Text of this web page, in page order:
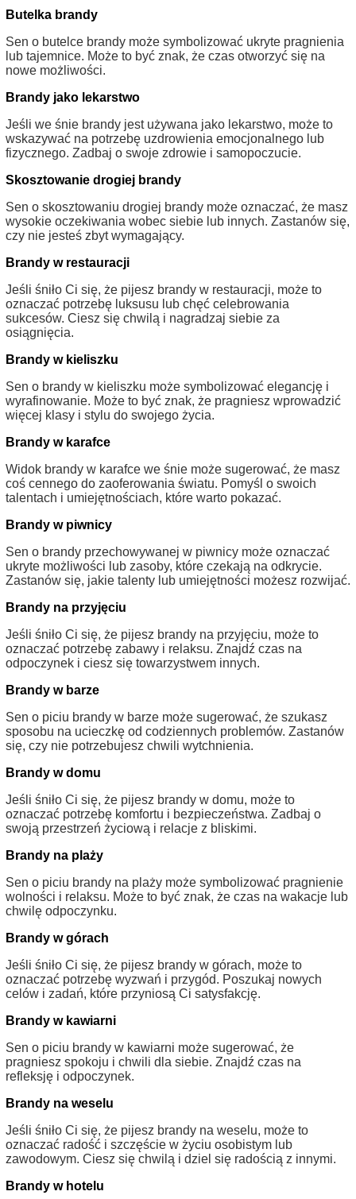
Butelka brandy
Sen o butelce brandy może symbolizować ukryte pragnienia
lub tajemnice. Może to być znak, że czas otworzyć się na
nowe możliwości.
Brandy jako lekarstwo
Jeśli we śnie brandy jest używana jako lekarstwo, może to
wskazywać na potrzebę uzdrowienia emocjonalnego lub
fizycznego. Zadbaj o swoje zdrowie i samopoczucie.
Skosztowanie drogiej brandy
Sen o skosztowaniu drogiej brandy może oznaczać, że masz
wysokie oczekiwania wobec siebie lub innych. Zastanów się,
czy nie jesteś zbyt wymagający.
Brandy w restauracji
Jeśli śniło Ci się, że pijesz brandy w restauracji, może to
oznaczać potrzebę luksusu lub chęć celebrowania
sukcesów. Ciesz się chwilą i nagradzaj siebie za
osiągnięcia.
Brandy w kieliszku
Sen o brandy w kieliszku może symbolizować elegancję i
wyrafinowanie. Może to być znak, że pragniesz wprowadzić
więcej klasy i stylu do swojego życia.
Brandy w karafce
Widok brandy w karafce we śnie może sugerować, że masz
coś cennego do zaoferowania światu. Pomyśl o swoich
talentach i umiejętnościach, które warto pokazać.
Brandy w piwnicy
Sen o brandy przechowywanej w piwnicy może oznaczać
ukryte możliwości lub zasoby, które czekają na odkrycie.
Zastanów się, jakie talenty lub umiejętności możesz rozwijać.
Brandy na przyjęciu
Jeśli śniło Ci się, że pijesz brandy na przyjęciu, może to
oznaczać potrzebę zabawy i relaksu. Znajdź czas na
odpoczynek i ciesz się towarzystwem innych.
Brandy w barze
Sen o piciu brandy w barze może sugerować, że szukasz
sposobu na ucieczkę od codziennych problemów. Zastanów
się, czy nie potrzebujesz chwili wytchnienia.
Brandy w domu
Jeśli śniło Ci się, że pijesz brandy w domu, może to
oznaczać potrzebę komfortu i bezpieczeństwa. Zadbaj o
swoją przestrzeń życiową i relacje z bliskimi.
Brandy na plaży
Sen o piciu brandy na plaży może symbolizować pragnienie
wolności i relaksu. Może to być znak, że czas na wakacje lub
chwilę odpoczynku.
Brandy w górach
Jeśli śniło Ci się, że pijesz brandy w górach, może to
oznaczać potrzebę wyzwań i przygód. Poszukaj nowych
celów i zadań, które przyniosą Ci satysfakcję.
Brandy w kawiarni
Sen o piciu brandy w kawiarni może sugerować, że
pragniesz spokoju i chwili dla siebie. Znajdź czas na
refleksję i odpoczynek.
Brandy na weselu
Jeśli śniło Ci się, że pijesz brandy na weselu, może to
oznaczać radość i szczęście w życiu osobistym lub
zawodowym. Ciesz się chwilą i dziel się radością z innymi.
Brandy w hotelu